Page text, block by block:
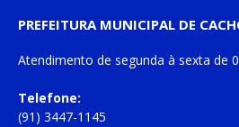
PREFEITURA MUNICIPAL DE
Atendimento de segunda à sexta de
Telefone:
(91) 3447-1145